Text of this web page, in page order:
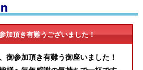
加頂き有難うございました！
御参加頂き有難う御座いました！